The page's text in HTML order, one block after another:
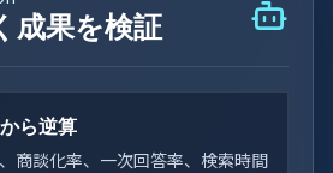
成果を検証
ら逆算
商談化率、一次回答率、検索時間